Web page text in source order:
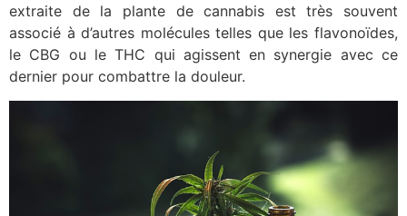
extraite de la plante de cannabis est très souvent
associé à d’autres molécules telles que les flavonoïdes,
le CBG ou le THC qui agissent en synergie avec ce
dernier pour combattre la douleur.